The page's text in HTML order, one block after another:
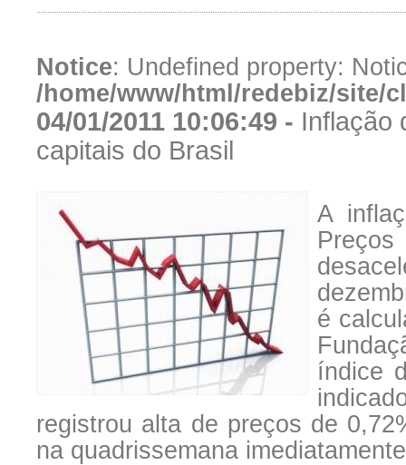
Notice: Undefined property:
/home/www/html/redebiz/site/
04/01/2011 10:06:49 - Inflação
capitais do Brasil
A
é
índice
registrou alta de preços de
na quadrissemana